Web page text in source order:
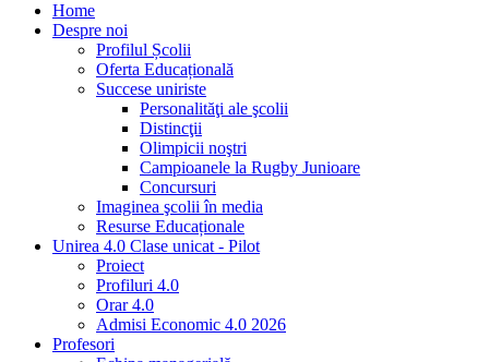
Home
Despre noi
Profilul Școlii
Oferta Educațională
Succese uniriste
Personalităţi ale şcolii
Distincţii
Olimpicii noştri
Campioanele la Rugby Junioare
Concursuri
Imaginea şcolii în media
Resurse Educaționale
Unirea 4.0 Clase unicat - Pilot
Proiect
Profiluri 4.0
Orar 4.0
Admisi Economic 4.0 2026
Profesori